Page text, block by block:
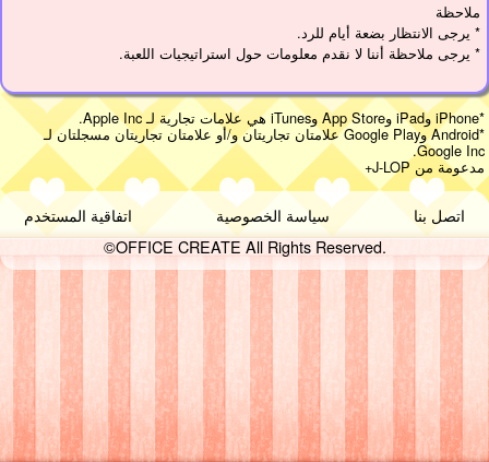
ملاحظة
* يرجى الانتظار بضعة أيام للرد.
* يرجى ملاحظة أننا لا نقدم معلومات حول استراتيجيات اللعبة.
*iPhone وiPad وApp Store وiTunes هي علامات تجارية لـ Apple Inc.
*Android وGoogle Play علامتان تجاريتان و/أو علامتان تجاريتان مسجلتان لـ
Google Inc.
مدعومة من J-LOP+
اتفاقية المستخدم سياسة الخصوصية
اتصل بنا
©OFFICE CREATE All Rights Reserved.